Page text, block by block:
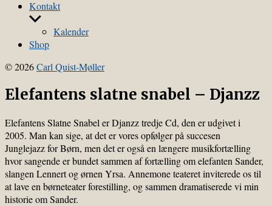
Kontakt
Show
menu
Kalender
Shop
© 2026Carl Quist-Møller
Elefantens slatne snabel – Djanzz
Elefantens Slatne Snabel er Djanzz tredje Cd, den er udgivet i
2005. Man kan sige, at det er vores opfølger på succesen
Junglejazz for Børn, men det er også en længere musikfortælling
hvor sangende er bundet sammen af fortælling om elefanten Sander,
slangen Lennert og ørnen Yrsa. Annemone teateret inviterede os til
at lave en børneteater forestilling, og sammen dramatiserede vi min
historie om Sander.